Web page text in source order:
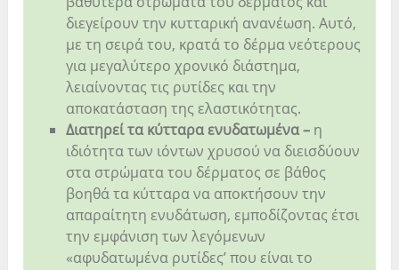
διεγείρουν την κυτταρική ανανέωση. Αυτό,
με τη σειρά του, κρατά το δέρμα νεότερους
για μεγαλύτερο χρονικό διάστημα,
λειαίνοντας τις ρυτίδες και την
αποκατάσταση της ελαστικότητας.
Διατηρεί τα κύτταρα ενυδατωμένα –η
ιδιότητα των ιόντων χρυσού να διεισδύουν
στα στρώματα του δέρματος σε βάθος
βοηθά τα κύτταρα να αποκτήσουν την
απαραίτητη ενυδάτωση, εμποδίζοντας έτσι
την εμφάνιση των λεγόμενων
«αφυδατωμένα ρυτίδες’ που είναι το